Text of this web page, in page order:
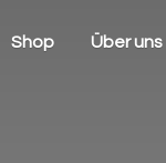
Shop Über uns